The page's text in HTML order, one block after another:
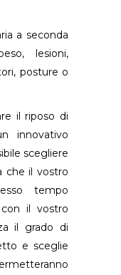
a seconda
lesioni,
posture o
il riposo di
innovativo
scegliere
che il vostro
tempo
il vostro
il grado di
e sceglie